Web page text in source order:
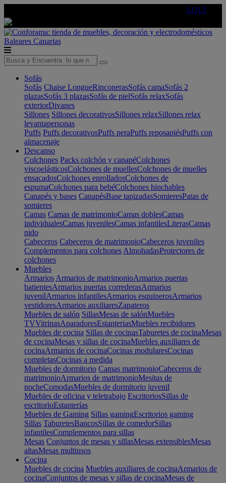
AQUÍ
Baleares Canarias
Sofás
Sofás Chaise LongueRinconerasSofás camaSofás 2
plazasSofás 3 plazasSofás de pielSofás relaxSofás
exteriorDivanes
Sillones Sillones decorativosSillones relaxSillones relax
levantapersonas
Puffs Puffs decorativosPuffs peraPuffs reposapiésPuffs con
almacenaje
Descanso
Colchones Packs colchón y canapéColchones
viscoelásticosColchones de muellesColchones de muelles
ensacadosColchones enrolladosColchones de
espumaColchones para bebéColchones hinchables
Canapés y bases CanapésBase tapizadasSomieresPatas de
somieres
Camas Camas de matrimonioCamas doblesCamas
individualesCamas juvenilesCamas infantilesLiterasCamas
nido
Cabeceros Cabeceros de matrimonioCabeceros juveniles
Complementos para colchones AlmohadasProtectores de
colchones
Muebles
Armarios Armarios de matrimonioArmarios puertas
batientesArmarios puertas correderasArmarios
juvenilArmarios infantilesArmarios esquinerosArmarios
vestidoresArmarios auxiliaresZapateros
Muebles de salón SillasMesas de salónMuebles
TVVitrinasAparadoresEstanteriasMuebles recibidores
Muebles de cocina Sillas de cocinasTaburetes de cocinaMesas
de cocinaMesas y sillas de cocinaMuebles auxiliares de
cocinaArmarios de cocinaCocinas modularesCocinas
completasCocinas a medida
Muebles de dormitorio Camas matrimonioCabeceros de
matrimonioArmarios de matrimonioMesitas de
nocheComodasMuebles de dormitorio juvenil
Muebles de oficina y teletrabajo EscritoriosSillas de
escritorioEstanterías
Muebles de Gaming Sillas gamingEscritorios gaming
Sillas TaburetesBancosSillas de comedorSillas
infantilesComplementos para sillas
Mesas Conjuntos de mesas y sillasMesas extensiblesMesas
altasMesas multiusos
Cocina
Muebles de cocina Muebles auxiliares de cocinaArmarios de
cocinaConjuntos de mesas y sillas de cocinaMesas de